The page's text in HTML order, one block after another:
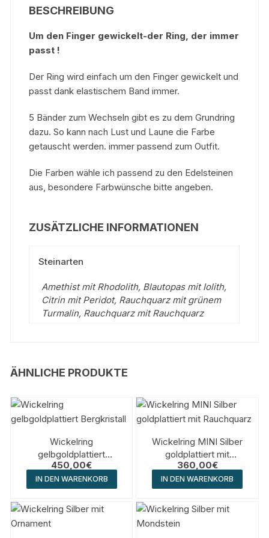
BESCHREIBUNG
Um den Finger gewickelt-der Ring, der immer
passt !
Der Ring wird einfach um den Finger gewickelt und
passt dank elastischem Band immer.
5 Bänder zum Wechseln gibt es zu dem Grundring
dazu. So kann nach Lust und Laune die Farbe
getauscht werden. immer passend zum Outfit.
Die Farben wähle ich passend zu den Edelsteinen
aus, besondere Farbwünsche bitte angeben.
ZUSÄTZLICHE INFORMATIONEN
Steinarten
Amethist mit Rhodolith, Blautopas mit Iolith,
Citrin mit Peridot, Rauchquarz mit grünem
Turmalin, Rauchquarz mit Rauchquarz
ÄHNLICHE PRODUKTE
Wickelring
gelbgoldplattiert
Bergkristall
450,00€
IN DEN WARENKORB
Wickelring MINI Silber
goldplattiert mit
Rauchquarz
360,00€
IN DEN WARENKORB